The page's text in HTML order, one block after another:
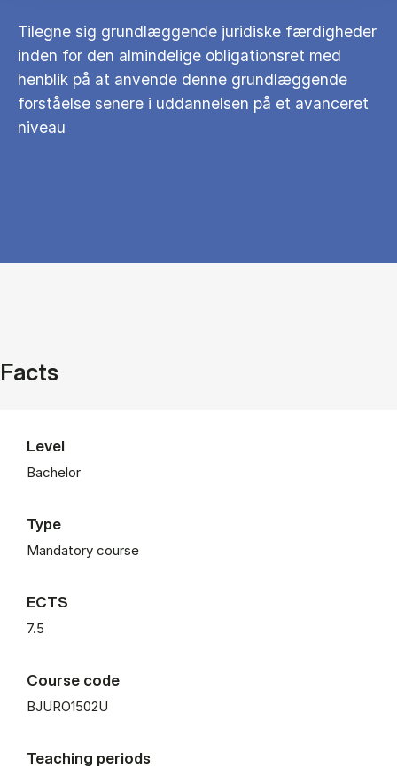
Tilegne sig grundlæggende juridiske færdigheder
inden for den almindelige obligationsret med
henblik på at anvende denne grundlæggende
forståelse senere i uddannelsen på et avanceret
niveau
Facts
Level
Bachelor
Type
Mandatory course
ECTS
7.5
Course code
BJURO1502U
Teaching periods